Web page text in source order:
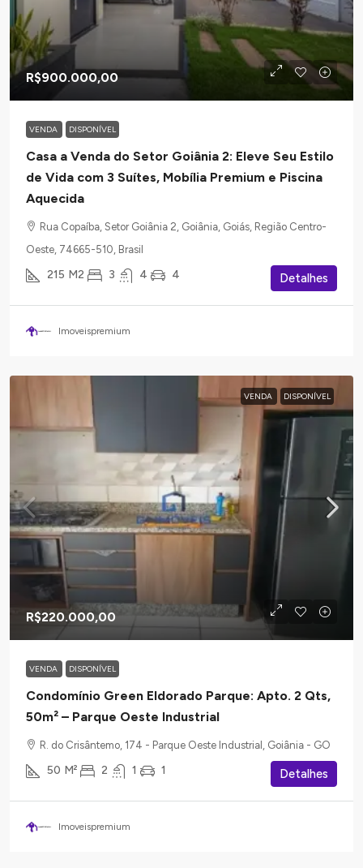
R$900.000,00
VENDA DISPONÍVEL
Casa a Venda do Setor Goiânia 2: Eleve Seu Estilo
de Vida com 3 Suítes, Mobília Premium e Piscina
Aquecida
Rua Copaíba, Setor Goiânia 2, Goiânia, Goiás, Região Centro-
Oeste, 74665-510, Brasil
215 M2 3 4 4 Detalhes
Imoveispremium
VENDA DISPONÍVEL
R$220.000,00
VENDA DISPONÍVEL
Condomínio Green Eldorado Parque: Apto. 2 Qts,
50m² – Parque Oeste Industrial
R. do Crisântemo, 174 - Parque Oeste Industrial, Goiânia - GO
50 M² 2 1 1 Detalhes
Imoveispremium